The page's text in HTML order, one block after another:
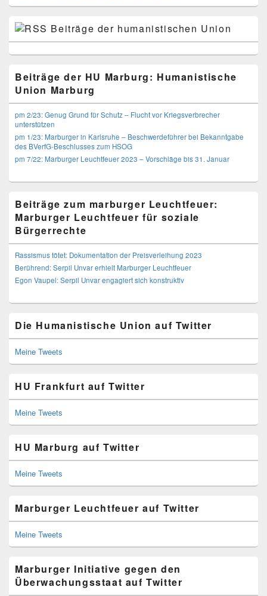
Beiträge der humanistischen Union
Beiträge der HU Marburg: Humanistische
Union Marburg
pm 2/23: Genug Grund für Schutz – Flucht vor Kriegsverbrecher
unterstützen
pm 1/23: Marburger in Karlsruhe – Beschwerdeführer bei Bekanntgabe
des BVerfG-Beschlusses zum HSOG
pm 7/22: Marburger Leuchtfeuer 2023 – Vorschläge bis 31. Januar
Beiträge zum marburger Leuchtfeuer:
Marburger Leuchtfeuer für soziale
Bürgerrechte
Rassismus tötet: Dokumentation der Preisverleihung 2023
Berührend: Serpil Unvar erhielt Marburger Leuchtfeuer
Egon Vaupel: Serpil Unvar engagiert sich konstruktiv
Die Humanistische Union auf Twitter
Meine Tweets
HU Frankfurt auf Twitter
Meine Tweets
HU Marburg auf Twitter
Meine Tweets
Marburger Leuchtfeuer auf Twitter
Meine Tweets
Marburger Initiative gegen den
Überwachungsstaat auf Twitter